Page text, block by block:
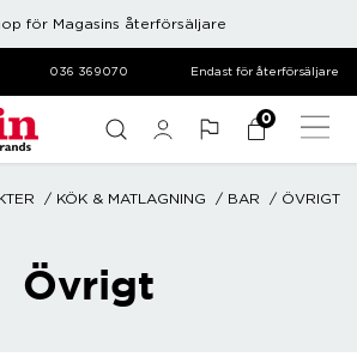
för Magasins återförsäljare
036 369070 Endast för återförsäljare
0
KÖK & MATLAGNING BAR ÖVRIGT
Övrigt